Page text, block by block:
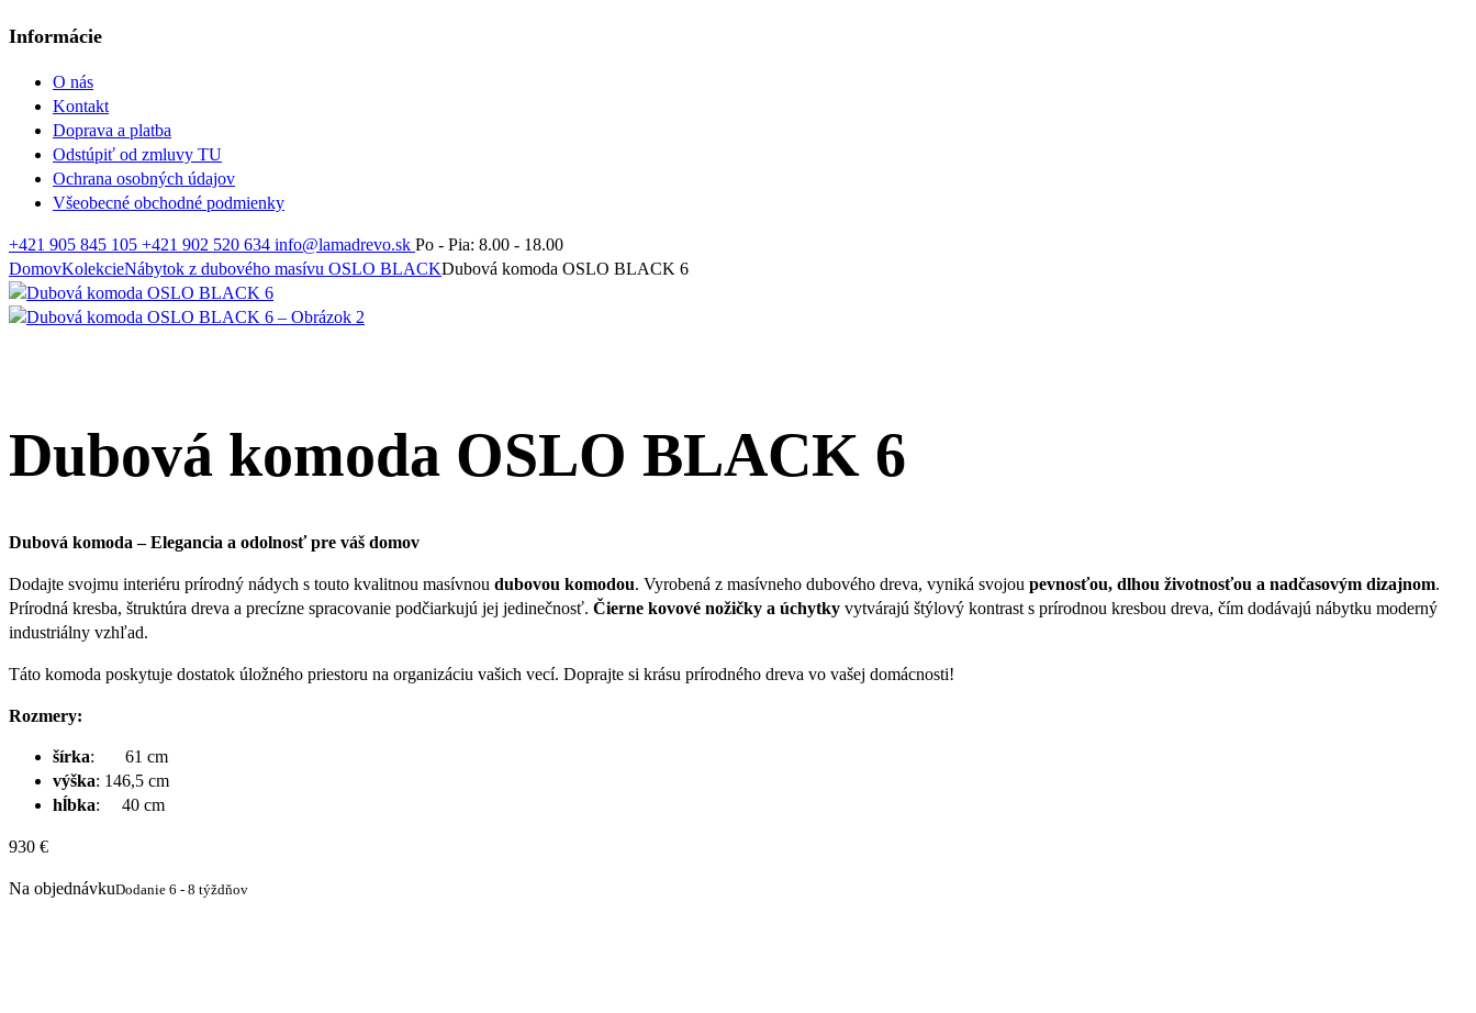
Informácie
O nás
Kontakt
Doprava a platba
Odstúpiť od zmluvy TU
Ochrana osobných údajov
Všeobecné obchodné podmienky
+421 905 845 105 +421 902 520 634 info@lamadrevo.sk Po - Pia: 8.00 - 18.00
DomovKolekcieNábytok z dubového masívu OSLO BLACKDubová komoda OSLO BLACK 6
Dubová komoda OSLO BLACK 6
Dubová komoda – Elegancia a odolnosť pre váš domov
Dodajte svojmu interiéru prírodný nádych s touto kvalitnou masívnou dubovou komodou. Vyrobená z masívneho dubového dreva, vyniká svojou pevnosťou, dlhou životnosťou a nadčasovým dizajnom.
Prírodná kresba, štruktúra dreva a precízne spracovanie podčiarkujú jej jedinečnosť. Čierne kovové nožičky a úchytky vytvárajú štýlový kontrast s prírodnou kresbou dreva, čím dodávajú nábytku moderný
industriálny vzhľad.
Táto komoda poskytuje dostatok úložného priestoru na organizáciu vašich vecí. Doprajte si krásu prírodného dreva vo vašej domácnosti!
Rozmery:
šírka: 61 cm
výška: 146,5 cm
hĺbka: 40 cm
930 €
Na objednávkuDodanie 6 - 8 týždňov